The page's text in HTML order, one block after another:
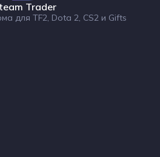
Trader
для TF2, Dota 2, CS2 и Gifts